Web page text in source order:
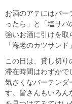
お酒のアテにはバ
ったら」と「塩サ
強いお酒に引けを取
「海老のカツサンド
この日は、貸し切り
滞在時間はわずかで
気さくなバーテンダ
す。皆さんもいろん